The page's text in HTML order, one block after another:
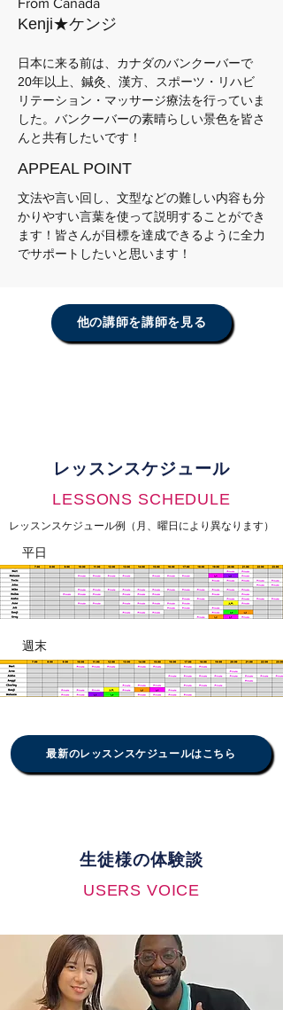
From Canada
Kenji★ケンジ
日本に来る前は、カナダのバンクーバーで
20年以上、鍼灸、漢方、スポーツ・リハビ
リテーション・マッサージ療法を行っていま
した。バンクーバーの素晴らしい景色を皆さ
んと共有したいです！
APPEAL POINT
文法や言い回し、文型などの難しい内容も分
かりやすい言葉を使って説明することができ
ます！皆さんが目標を達成できるように全力
でサポートしたいと思います！
他の講師を講師を見る
レッスンスケジュール
LESSONS SCHEDULE
レッスンスケジュール例（月、曜日により異なります）
平日
週末
最新のレッスンスケジュールはこちら
生徒様の体験談
USERS VOICE